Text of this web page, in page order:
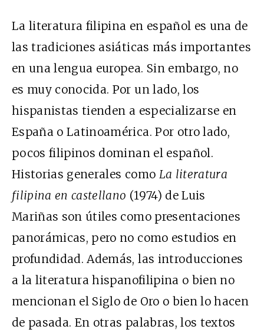
La literatura filipina en español es una de
las tradiciones asiáticas más importantes
en una lengua europea. Sin embargo, no
es muy conocida. Por un lado, los
hispanistas tienden a especializarse en
España o Latinoamérica. Por otro lado,
pocos filipinos dominan el español.
Historias generales como La literatura
filipina en castellano (1974) de Luis
Mariñas son útiles como presentaciones
panorámicas, pero no como estudios en
profundidad. Además, las introducciones
a la literatura hispanofilipina o bien no
mencionan el Siglo de Oro o bien lo hacen
de pasada. En otras palabras, los textos